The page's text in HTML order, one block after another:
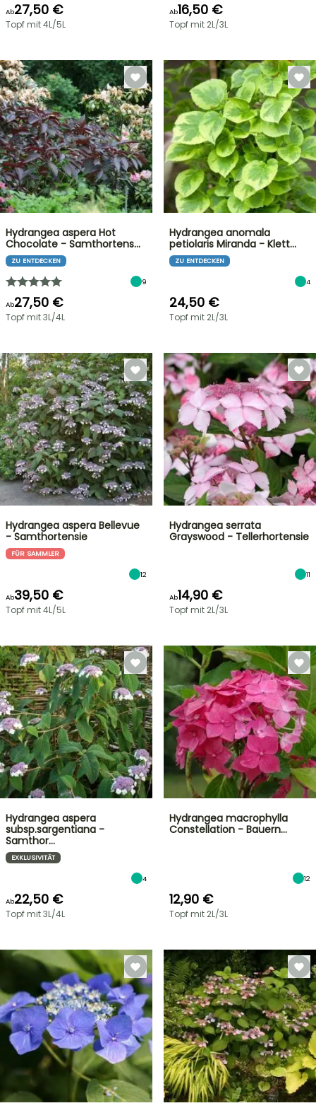
Ab27,50 €
Topf mit 4L/5L
Ab16,50 €
Topf mit 2L/3L
Hydrangea aspera Hot
Chocolate - Samthortens…
ZU ENTDECKEN
9
Ab27,50 €
Topf mit 3L/4L
Hydrangea anomala
petiolaris Miranda - Klett…
ZU ENTDECKEN
4
24,50 €
Topf mit 2L/3L
Hydrangea aspera Bellevue
- Samthortensie
FÜR SAMMLER
12
Ab39,50 €
Topf mit 4L/5L
Hydrangea serrata
Grayswood - Tellerhortensie
11
Ab14,90 €
Topf mit 2L/3L
Hydrangea aspera
subsp.sargentiana -
Samthor…
EXKLUSIVITÄT
4
Ab22,50 €
Topf mit 3L/4L
Hydrangea macrophylla
Constellation - Bauern…
12
12,90 €
Topf mit 2L/3L